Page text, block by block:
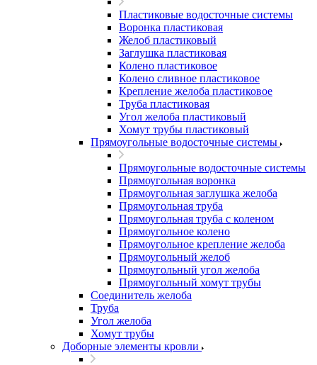
Пластиковые водосточные системы
Воронка пластиковая
Желоб пластиковый
Заглушка пластиковая
Колено пластиковое
Колено сливное пластиковое
Крепление желоба пластиковое
Труба пластиковая
Угол желоба пластиковый
Хомут трубы пластиковый
Прямоугольные водосточные системы
Прямоугольные водосточные системы
Прямоугольная воронка
Прямоугольная заглушка желоба
Прямоугольная труба
Прямоугольная труба c коленом
Прямоугольное колено
Прямоугольное крепление желоба
Прямоугольный желоб
Прямоугольный угол желоба
Прямоугольный хомут трубы
Соединитель желоба
Труба
Угол желоба
Хомут трубы
Доборные элементы кровли